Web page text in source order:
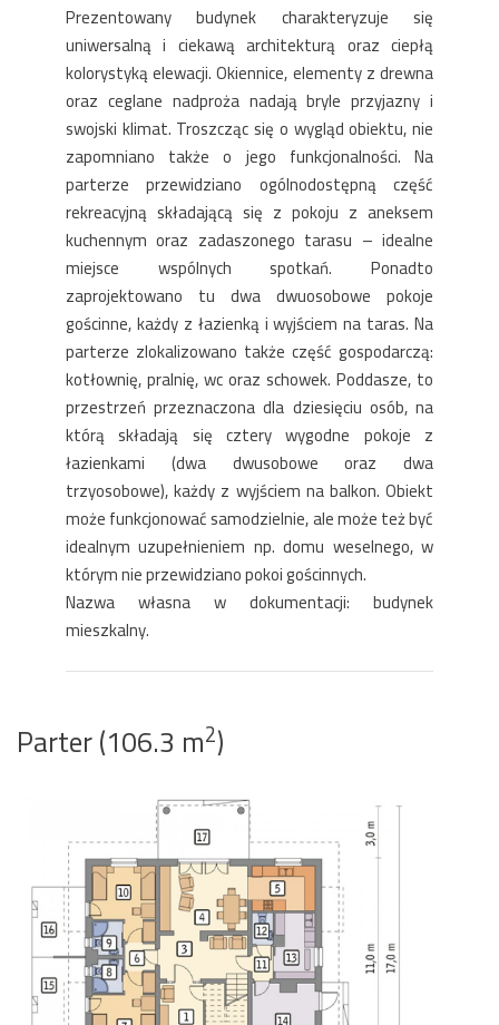
Prezentowany budynek charakteryzuje się
uniwersalną i ciekawą architekturą oraz ciepłą
kolorystyką elewacji. Okiennice, elementy z drewna
oraz ceglane nadproża nadają bryle przyjazny i
swojski klimat. Troszcząc się o wygląd obiektu, nie
zapomniano także o jego funkcjonalności. Na
parterze przewidziano ogólnodostępną część
rekreacyjną składającą się z pokoju z aneksem
kuchennym oraz zadaszonego tarasu – idealne
miejsce wspólnych spotkań. Ponadto
zaprojektowano tu dwa dwuosobowe pokoje
gościnne, każdy z łazienką i wyjściem na taras. Na
parterze zlokalizowano także część gospodarczą:
kotłownię, pralnię, wc oraz schowek. Poddasze, to
przestrzeń przeznaczona dla dziesięciu osób, na
którą składają się cztery wygodne pokoje z
łazienkami (dwa dwusobowe oraz dwa
trzyosobowe), każdy z wyjściem na balkon. Obiekt
może funkcjonować samodzielnie, ale może też być
idealnym uzupełnieniem np. domu weselnego, w
którym nie przewidziano pokoi gościnnych.
Nazwa własna w dokumentacji: budynek
mieszkalny.
Parter (106.3 m2)